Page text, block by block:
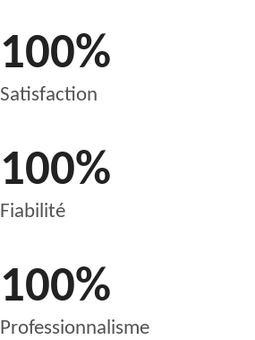
100%
Satisfaction
100%
Fiabilité
100%
Professionnalisme